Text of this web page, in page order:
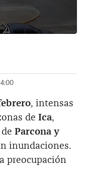
, intensas
de Ica,
Parcona y
inundaciones.
preocupación